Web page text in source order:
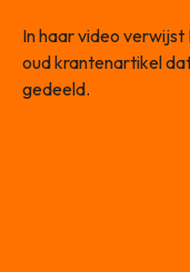
In haar video
oud krantenartikel
gedeeld.